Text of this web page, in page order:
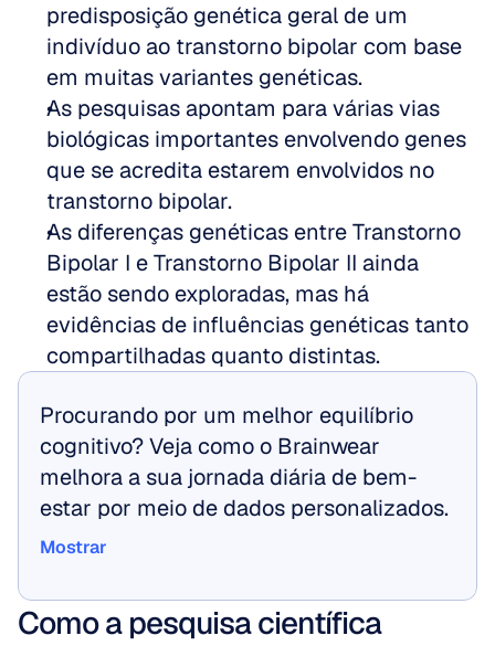
predisposição genética geral de um
indivíduo ao transtorno bipolar com base
em muitas variantes genéticas.
As pesquisas apontam para várias vias
biológicas importantes envolvendo genes
que se acredita estarem envolvidos no
transtorno bipolar.
As diferenças genéticas entre Transtorno
Bipolar I e Transtorno Bipolar II ainda
estão sendo exploradas, mas há
evidências de influências genéticas tanto
compartilhadas quanto distintas.
Procurando por um melhor equilíbrio
cognitivo? Veja como o Brainwear
melhora a sua jornada diária de bem-
estar por meio de dados personalizados.
Mostrar
Como a pesquisa científica